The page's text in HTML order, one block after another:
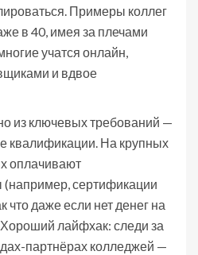
Примеры коллег
в 40, имея за плечами
учатся онлайн,
и вдвое
из ключевых требований —
квалификации. На крупных
оплачивают
(например, сертификации
что даже если нет денег на
лайфхак: следи за
партнёрах колледжей —